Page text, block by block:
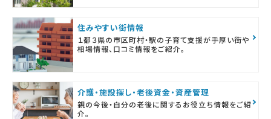
住みやすい街情報
１都３県の市区町村・駅の子育て支援が手厚い街や
相場情報、口コミ情報をご紹介。
介護・施設探し・老後資金・資産管理
親の今後・自分の老後に関するお役立ち情報をご紹
介。